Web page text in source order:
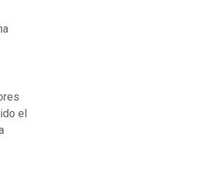
el